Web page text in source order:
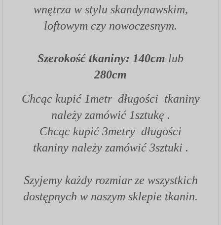
wnętrza w stylu skandynawskim,
loftowym czy nowoczesnym.
Szerokość tkaniny: 140cm lub
280cm
Chcąc kupić 1metr długości tkaniny
należy zamówić 1sztukę .
Chcąc kupić 3metry długości
tkaniny należy zamówić 3sztuki .
Szyjemy każdy rozmiar ze wszystkich
dostępnych w naszym sklepie tkanin.